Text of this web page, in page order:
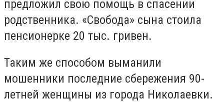
предложил свою помощь в спасении
родственника. «Свобода» сына стоила
пенсионерке 20 тыс. гривен.
Таким же способом выманили
мошенники последние сбережения 90-
летней женщины из города Николаевки.